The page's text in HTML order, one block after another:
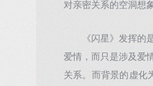
对亲密关系的空洞想
《闪星》发挥的是
爱情，而只是涉及爱
关系。而背景的虚化